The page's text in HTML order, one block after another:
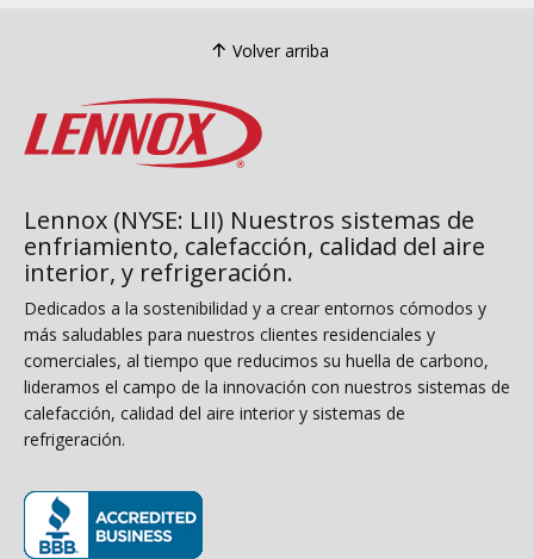
Volver arriba
Lennox (NYSE: LII) Nuestros sistemas de
enfriamiento, calefacción, calidad del aire
interior, y refrigeración.
Dedicados a la sostenibilidad y a crear entornos cómodos y
más saludables para nuestros clientes residenciales y
comerciales, al tiempo que reducimos su huella de carbono,
lideramos el campo de la innovación con nuestros sistemas de
calefacción, calidad del aire interior y sistemas de
refrigeración.